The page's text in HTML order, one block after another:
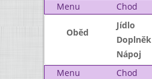
Menu
Chod
Oběd
Jídlo
Doplněk
Nápoj
Menu
Chod